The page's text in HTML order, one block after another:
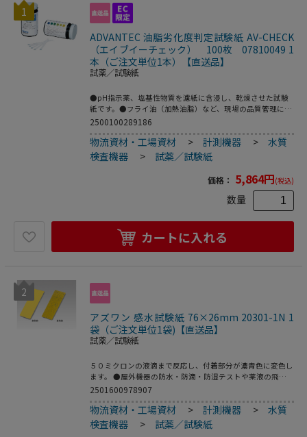
1
ADVANTEC 油脂劣化度判定試験紙 AV-CHECK
（エイブイーチェック） 100枚 07810049 1
本（ご注文単位1本）【直送品】
試薬／試験紙
●pH指示薬、塩基性物質を濾紙に含浸し、乾燥させた試験
紙です。●フライ油（加熱油脂）など、現場の品質管理に適
しています。●判定時間（測定所要時間）は極めて短く、約
きます。●火気を特に意識することなく使用することがで
き、また、使用済みの試験紙は焼却が可能です。●入数：
100枚入●こちらの商品は事業者様向け商品です。
2500100289186
物流資材・工場資材 >計測機器 >水質
検査機器
> 試薬／試験紙
価格： 5,864円(税込)
数量
カートに入れる
2
アズワン 感水試験紙 76×26mm 20301-1N 1
袋（ご注文単位1袋)【直送品】
試薬／試験紙
５０ミクロンの液滴まで反応し、付着部分が濃青色に変色し
ます。 ●屋外機器の防水・防滴・防湿テストや薬液の飛散
チェック、散水・散布範囲の確認等に適しています。●液体
能。 ●型番：２０３０１－１Ｎ●材質：特殊コーティング
紙●サイズ：７６×２６ｍｍ●入数：１袋（５０枚入）●生
産国：スイス
2501600978907
物流資材・工場資材 >計測機器 >水質
検査機器
> 試薬／試験紙